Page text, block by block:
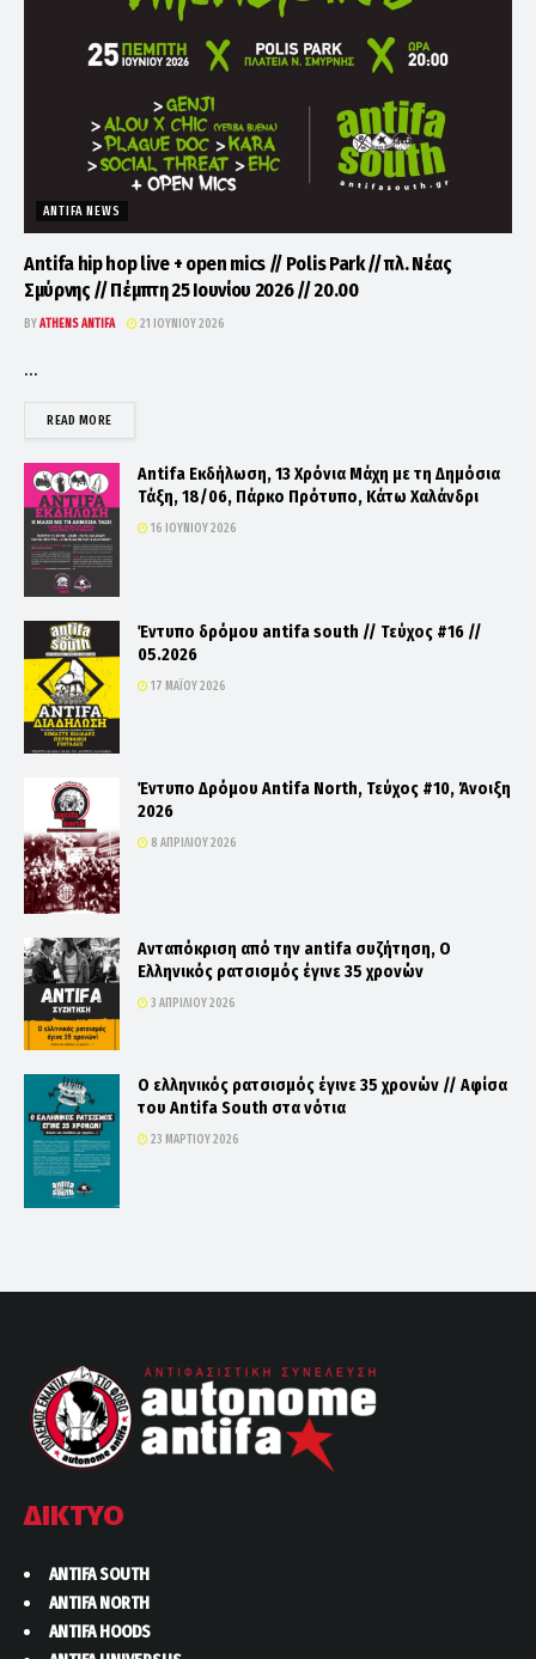
ANTIFA NEWS
Antifa hip hop live + open mics // Polis Park // πλ. Νέας
Σμύρνης // Πέμπτη 25 Ιουνίου 2026 // 20.00
BYATHENS ANTIFA 21 ΙΟΥΝΊΟΥ 2026
...
READ MOREDETAILS
Antifa Εκδήλωση, 13 Χρόνια Μάχη με τη Δημόσια
Τάξη, 18/06, Πάρκο Πρότυπο, Κάτω Χαλάνδρι
16 ΙΟΥΝΊΟΥ 2026
Έντυπο δρόμου antifa south // Τεύχος #16 //
05.2026
17 ΜΑΪ́ΟΥ 2026
Έντυπο Δρόμου Antifa North, Τεύχος #10, Άνοιξη
2026
8 ΑΠΡΙΛΊΟΥ 2026
Ανταπόκριση από την antifa συζήτηση, Ο
Ελληνικός ρατσισμός έγινε 35 χρονών
3 ΑΠΡΙΛΊΟΥ 2026
Ο ελληνικός ρατσισμός έγινε 35 χρονών // Αφίσα
του Antifa South στα νότια
23 ΜΑΡΤΊΟΥ 2026
ΔΙΚΤΥΟ
ANTIFA SOUTH
ANTIFA NORTH
ANTIFA HOODS